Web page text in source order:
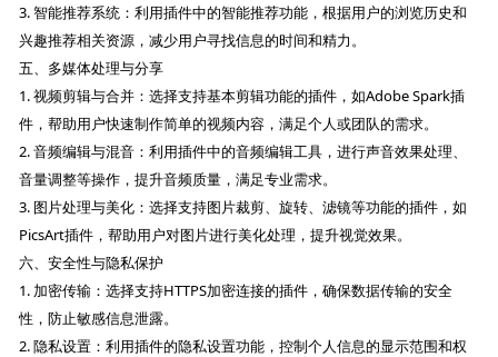
3. 智能推荐系统：利用插件中的智能推荐功能，根据用户的浏览历史和
兴趣推荐相关资源，减少用户寻找信息的时间和精力。
五、多媒体处理与分享
1. 视频剪辑与合并：选择支持基本剪辑功能的插件，如Adobe Spark插
件，帮助用户快速制作简单的视频内容，满足个人或团队的需求。
2. 音频编辑与混音：利用插件中的音频编辑工具，进行声音效果处理、
音量调整等操作，提升音频质量，满足专业需求。
3. 图片处理与美化：选择支持图片裁剪、旋转、滤镜等功能的插件，如
PicsArt插件，帮助用户对图片进行美化处理，提升视觉效果。
六、安全性与隐私保护
1. 加密传输：选择支持HTTPS加密连接的插件，确保数据传输的安全
性，防止敏感信息泄露。
2. 隐私设置：利用插件的隐私设置功能，控制个人信息的显示范围和权